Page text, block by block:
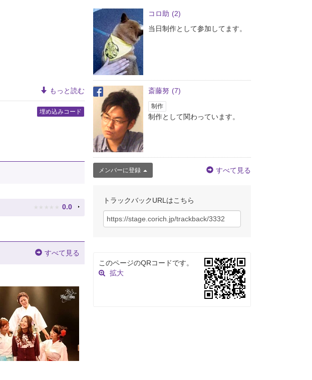
もっと読む
埋め込みコード
★ ★ ★ ★ ★ 0.0
すべて見る
コロ助 (2)
当日制作として参加してます。
斎藤努 (7)
制作
制作として関わっています。
メンバーに登録 すべて見る
トラックバックURLはこちら
このページのQRコードです。
拡大